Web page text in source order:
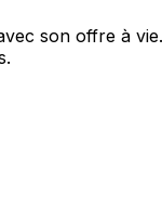
son offre à vie.